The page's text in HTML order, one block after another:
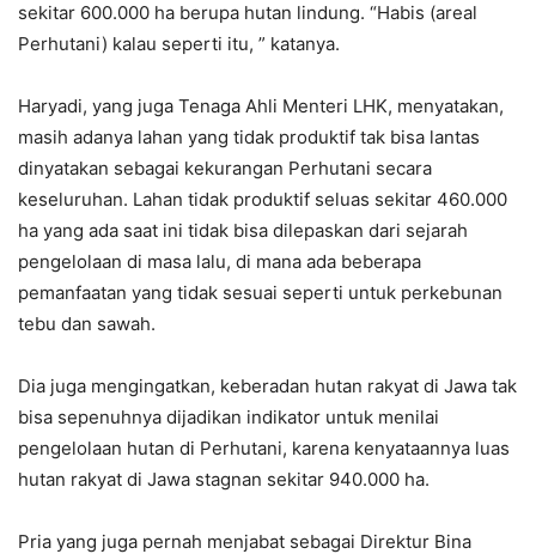
sekitar 600.000 ha berupa hutan lindung. “Habis (areal
Perhutani) kalau seperti itu, ” katanya.
Haryadi, yang juga Tenaga Ahli Menteri LHK, menyatakan,
masih adanya lahan yang tidak produktif tak bisa lantas
dinyatakan sebagai kekurangan Perhutani secara
keseluruhan. Lahan tidak produktif seluas sekitar 460.000
ha yang ada saat ini tidak bisa dilepaskan dari sejarah
pengelolaan di masa lalu, di mana ada beberapa
pemanfaatan yang tidak sesuai seperti untuk perkebunan
tebu dan sawah.
Dia juga mengingatkan, keberadan hutan rakyat di Jawa tak
bisa sepenuhnya dijadikan indikator untuk menilai
pengelolaan hutan di Perhutani, karena kenyataannya luas
hutan rakyat di Jawa stagnan sekitar 940.000 ha.
Pria yang juga pernah menjabat sebagai Direktur Bina